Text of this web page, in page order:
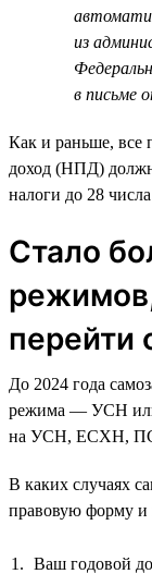
из
в письме
Как и раньше, все
доход (НПД)
налоги до 28
Стало
перейти
До 2024 года
режима — УСН
на УСН, ЕСХН,
В каких случаях
правовую форму
Ваш годовой